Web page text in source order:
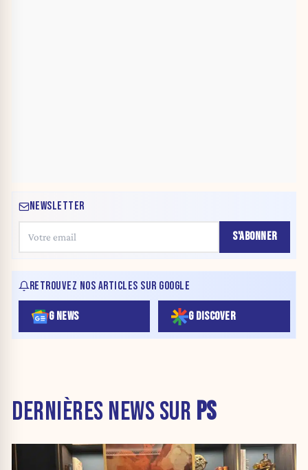
NEWSLETTER
S'ABONNER
RETROUVEZ NOS ARTICLES SUR GOOGLE
G NEWS G DISCOVER
DERNIÈRES NEWS SUR PS